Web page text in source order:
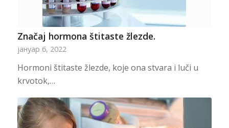
Značaj hormona štitaste žlezde.
јануар 6, 2022
Hormoni štitaste žlezde, koje ona stvara i luči u
krvotok,…